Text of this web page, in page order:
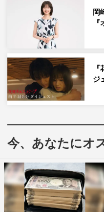
公開されています！！是
コメントとともに、メイ
この投稿にフォロワーから
「紗絵ちゃんのメイドさん
「オフショット超可愛い」
ちゃん」「高校時代の深
紗絵ちゃん、男前。」など
岡崎紗絵公式Instagram：
https://
岡
ジ
今、あなたにオ